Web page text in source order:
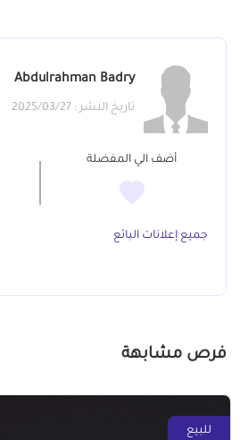
Abdulrahman Badry
تاريخ النشر : 2025/03/27
أضف الي المفضلة
جميع إعلانات البائع
فرص مشابهة
للبيع